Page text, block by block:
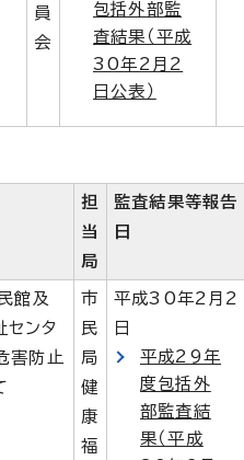
員
会
包括外部監
査結果（平成
30年2月2
日公表）
担
当
局
監査結果等報告
日
館及
ンタ
害防止
市
民
局
健
康
福
平成30年2月2
日
平成29年
度包括外
部監査結
果（平成